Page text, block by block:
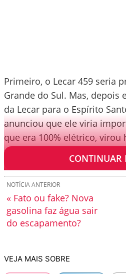
Primeiro, o Lecar 459 seria
Grande do Sul. Mas, depois
da Lecar para o Espírito
anunciou que ele viria
que era 100% elétrico,
picape Campo também já foi
CONTINUAR
NOTÍCIA ANTERIOR
« Fato ou fake? Nova
gasolina faz água sair
do escapamento?
VEJA MAIS SOBRE